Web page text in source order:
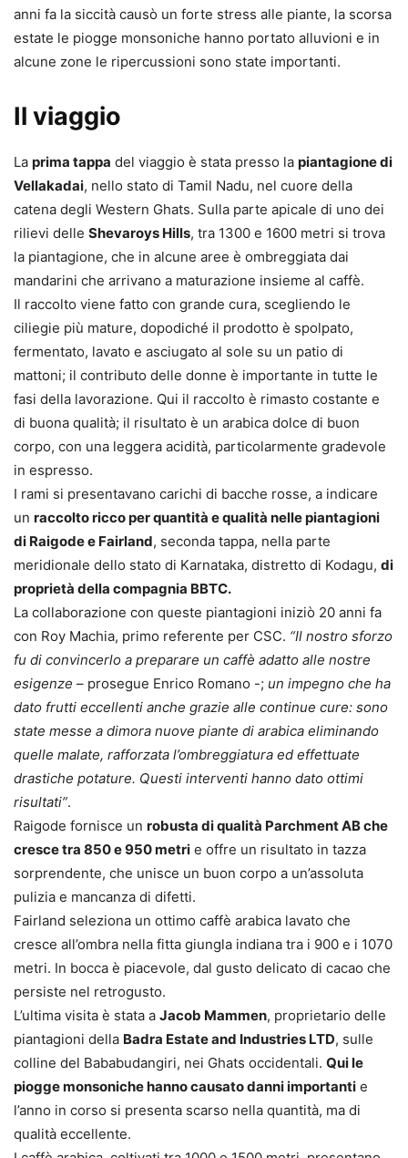
anni fa la siccità causò un forte stress alle piante, la scorsa
estate le piogge monsoniche hanno portato alluvioni e in
alcune zone le ripercussioni sono state importanti.
Il viaggio
La prima tappa del viaggio è stata presso la piantagione di
Vellakadai, nello stato di Tamil Nadu, nel cuore della
catena degli Western Ghats. Sulla parte apicale di uno dei
rilievi delle Shevaroys Hills, tra 1300 e 1600 metri si trova
la piantagione, che in alcune aree è ombreggiata dai
mandarini che arrivano a maturazione insieme al caffè.
Il raccolto viene fatto con grande cura, scegliendo le
ciliegie più mature, dopodiché il prodotto è spolpato,
fermentato, lavato e asciugato al sole su un patio di
mattoni; il contributo delle donne è importante in tutte le
fasi della lavorazione. Qui il raccolto è rimasto costante e
di buona qualità; il risultato è un arabica dolce di buon
corpo, con una leggera acidità, particolarmente gradevole
in espresso.
I rami si presentavano carichi di bacche rosse, a indicare
un raccolto ricco per quantità e qualità nelle piantagioni
di Raigode e Fairland, seconda tappa, nella parte
meridionale dello stato di Karnataka, distretto di Kodagu, di
proprietà della compagnia BBTC.
La collaborazione con queste piantagioni iniziò 20 anni fa
con Roy Machia, primo referente per CSC. “Il nostro sforzo
fu di convincerlo a preparare un caffè adatto alle nostre
esigenze – prosegue Enrico Romano -; un impegno che ha
dato frutti eccellenti anche grazie alle continue cure: sono
state messe a dimora nuove piante di arabica eliminando
quelle malate, rafforzata l’ombreggiatura ed effettuate
drastiche potature. Questi interventi hanno dato ottimi
risultati”.
Raigode fornisce un robusta di qualità Parchment AB che
cresce tra 850 e 950 metri e offre un risultato in tazza
sorprendente, che unisce un buon corpo a un’assoluta
pulizia e mancanza di difetti.
Fairland seleziona un ottimo caffè arabica lavato che
cresce all’ombra nella fitta giungla indiana tra i 900 e i 1070
metri. In bocca è piacevole, dal gusto delicato di cacao che
persiste nel retrogusto.
L’ultima visita è stata a Jacob Mammen, proprietario delle
piantagioni della Badra Estate and Industries LTD, sulle
colline del Bababudangiri, nei Ghats occidentali. Qui le
piogge monsoniche hanno causato danni importanti e
l’anno in corso si presenta scarso nella quantità, ma di
qualità eccellente.